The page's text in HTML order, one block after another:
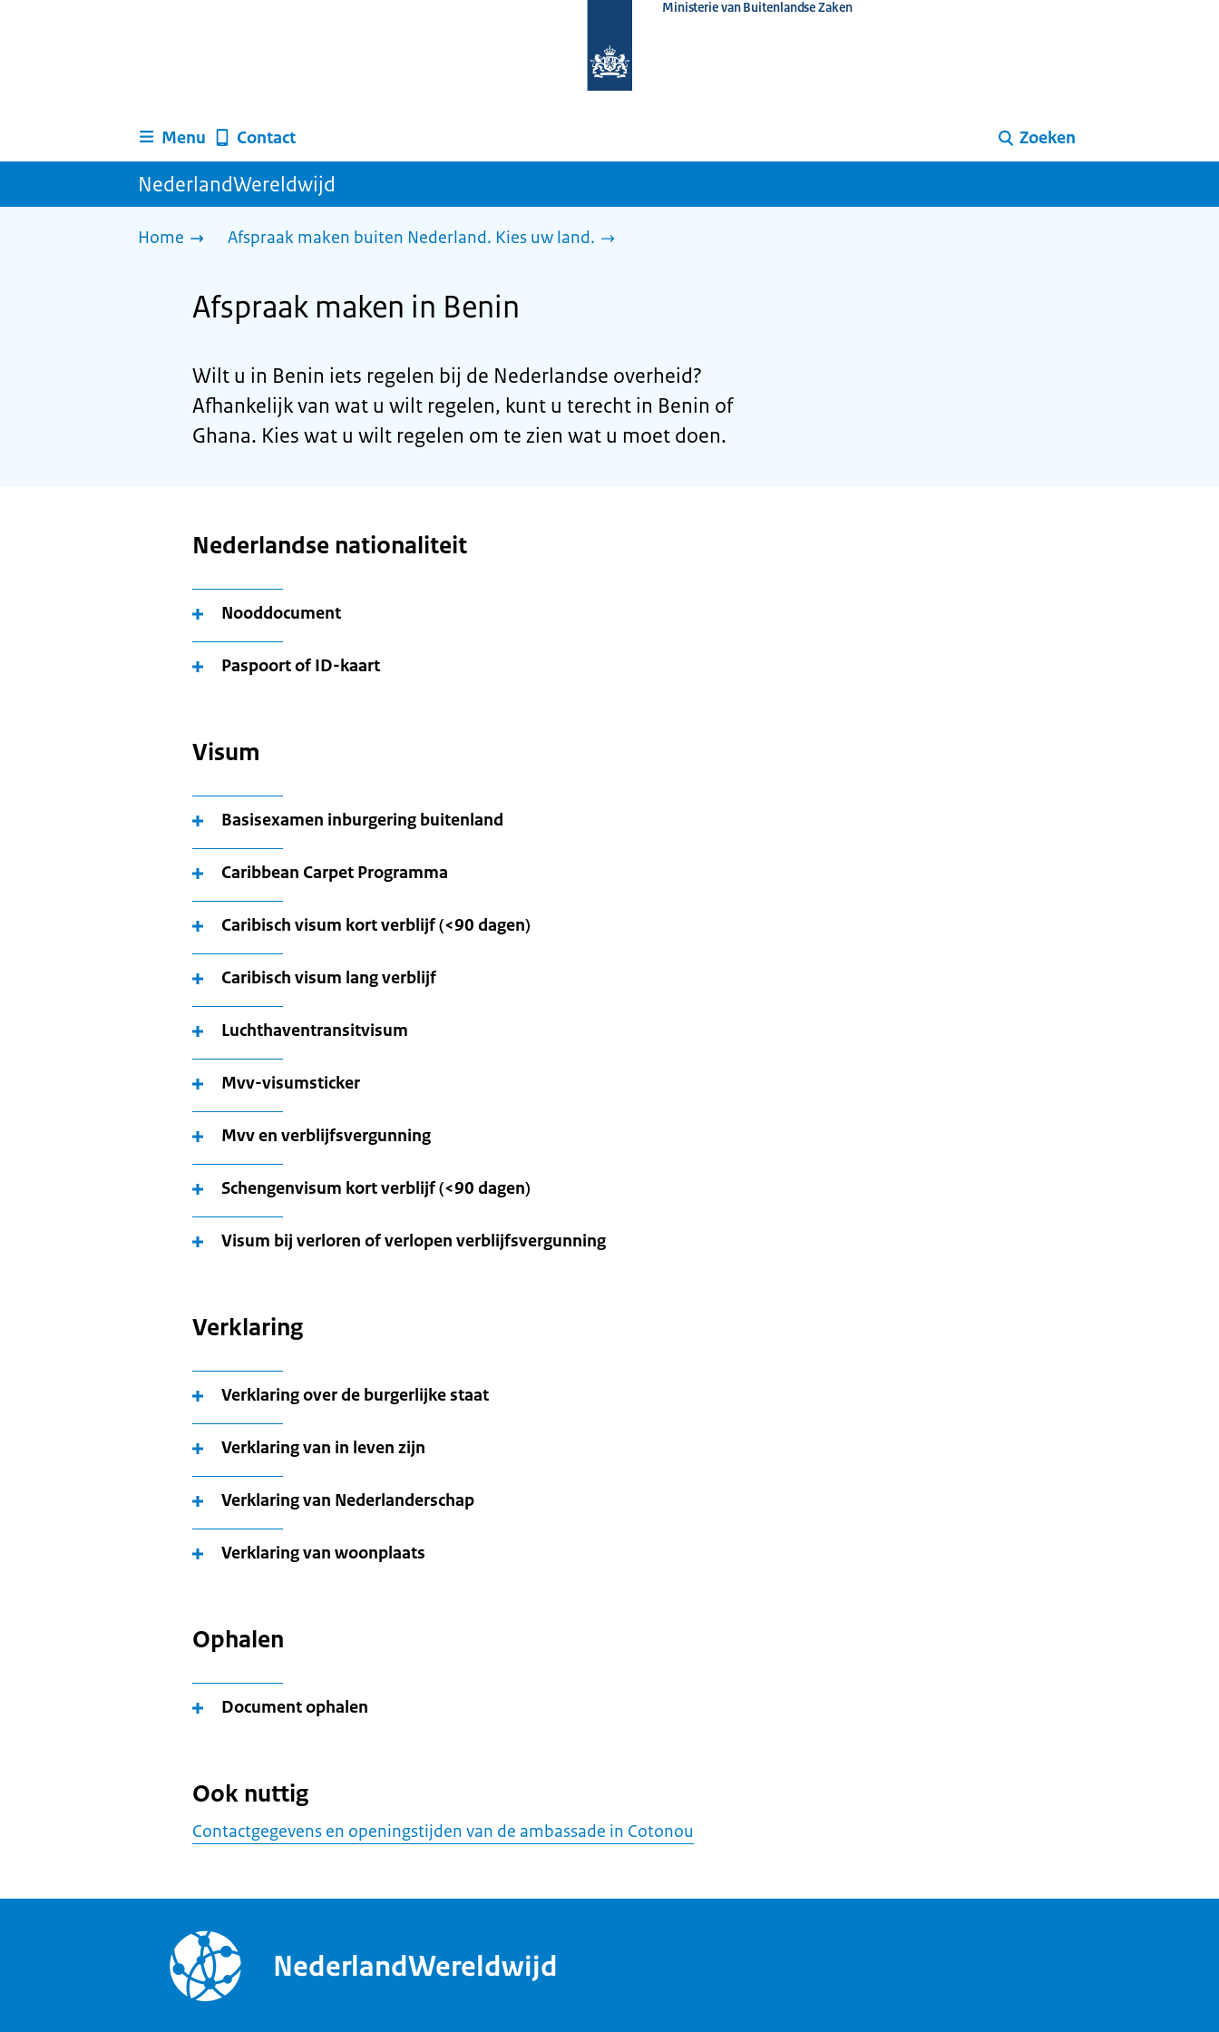
homepage
Ministerie van Buitenlandse Zaken
Menu Contact Zoeken
NederlandWereldwijd
Home Afspraak maken buiten Nederland. Kies uw land.
Afspraak maken in Benin
Wilt u in Benin iets regelen bij de Nederlandse overheid?
Afhankelijk van wat u wilt regelen, kunt u terecht in Benin of
Ghana. Kies wat u wilt regelen om te zien wat u moet doen.
Nederlandse nationaliteit
Nooddocument
Paspoort of ID-kaart
Visum
Basisexamen inburgering buitenland
Caribbean Carpet Programma
Caribisch visum kort verblijf (<90 dagen)
Caribisch visum lang verblijf
Luchthaventransitvisum
Mvv-visumsticker
Mvv en verblijfsvergunning
Schengenvisum kort verblijf (<90 dagen)
Visum bij verloren of verlopen verblijfsvergunning
Verklaring
Verklaring over de burgerlijke staat
Verklaring van in leven zijn
Verklaring van Nederlanderschap
Verklaring van woonplaats
Ophalen
Document ophalen
Ook nuttig
Contactgegevens en openingstijden van de ambassade in Cotonou
NederlandWereldwijd